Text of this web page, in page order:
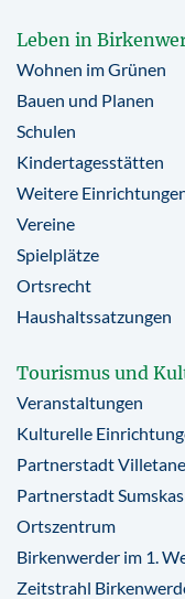
Leben in
Wohnen im Grünen
Bauen und Planen
Schulen
Kindertagesstätten
Weitere
Vereine
Spielplätze
Ortsrecht
Haushaltssatzungen
Tourismus und
Veranstaltungen
Kulturelle
Partnerstadt
Partnerstadt Sumskas
Ortszentrum
Birkenwerder im 1.
Zeitstrahl